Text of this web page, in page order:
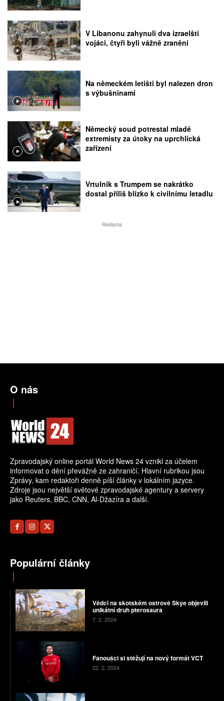
V Libanonu zahynuli dva izraelští
vojáci, čtyři byli vážně zraněni
Na německém letišti byl nalezen dron
s výbušninami
Německý soud potrestal mladé
extremisty za útoky na uprchlická
zařízení
Vrtulník s Trumpem se nakrátko
dostal příliš blízko k civilnímu letadlu
Reklama
O nás
Zpravodajský online portál World News 24 vznikl za účelem
informovat o dění převážně ze zahraničí. Hlavní rubrikou jsou
Zprávy, kam redaktoři denně píší články v lokálním jazyce.
Zdroje jsou největší světové zpravodajské agentury a servery
jako Reuters, BBC, CNN, Al-Džazíra a další.
Populární články
Vědci na skotském ostrově Skye objevili
unikátní druh pterosaura
7. 2. 2024
Fanoušci si stěžují na nový formát VCT
22. 2. 2024